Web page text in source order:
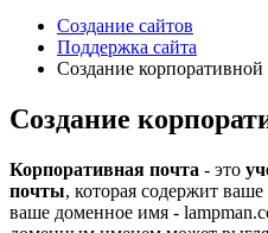
Создание сайтов
Поддержка сайта
Создание
Создание
Корпоративная почта - это
почты, которая содержит ваше
ваше доменное имя -